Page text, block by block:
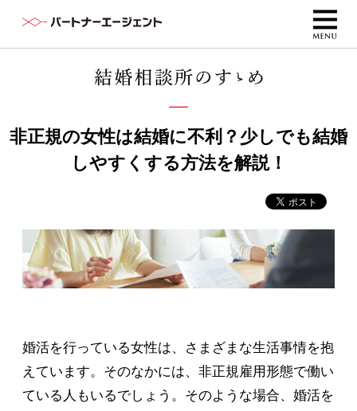
非正規の女性は結婚に不利？少しでも結婚
しやすくする方法を解説！
婚活を行っている女性は、さまざまな生活事情を抱
えています。そのなかには、非正規雇用形態で働い
ている人もいるでしょう。そのような場合、婚活を